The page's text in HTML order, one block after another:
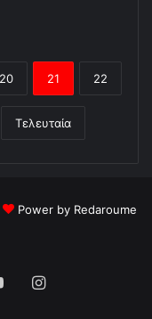
20 21 22
Τελευταία
Power by Redaroume
YouTubeInstagram